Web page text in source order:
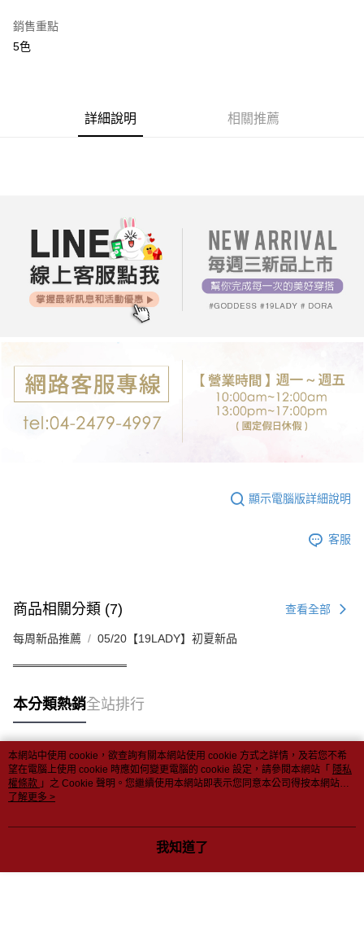
１．簡單：不需註冊會員、不需綁卡、不需儲值。
２．便利：只要手機號碼，簡訊認證，即可結帳。
３．安心：先確認商品／服務後，再付款。
２．訂單成立數日內，您將收到繳費通知簡訊。
３．收到繳費通知簡訊後14天內，點擊此簡訊中的連結，可透過四大超商／
是否繳費成功／繳費後需取消欲退款等相關疑問，請聯繫「AFTEE先享後付
客戶支援中心」
https://netprotections.freshdesk.com/support/home
【注意事項】
１．透過由恩沛科技股份有限公司提供之「AFTEE先享後付」服務完成之交
易，需依本服務之必要範圍內提供個人資料，並將交易相關給付款項請求債
權轉讓予恩沛科技股份有限公司。
https://aftee.tw/terms/#terms3
「AFTEE先享後付」，若未經同意申辦者引起之損失，本公司不負相關責
任。
４．使用「AFTEE先享後付」時，將依據個別帳號之用戶狀況，依本公司即
時審查核予不同之上限額度；若仍有額度不足之情形，本公司將視審查結果
請求用戶進行身份認證。
５．嚴禁一人註冊多個帳號或使用他人資訊註冊。若發現惡意使用之情形，
恩沛科技股份有限公司將有權停止該用戶之使用額度並採取法律行動。
運送方式
全家付款取貨
每筆NT$80，滿NT$699(含以上)免運費
每筆NT$80，滿NT$699(含以上)免運費
宅配
每筆NT$80，滿NT$699(含以上)免運費
銷售重點
5色
詳細說明 相關推薦
顯示電腦版詳細說明
客服
商品相關分類 (7) 查看全部
每周新品推薦 05/20【19LADY】初夏新品
══════════════
本分類熱銷全站排行
熱門標籤
本網站中使用 cookie，欲查詢有關本網站使用 cookie 方式之詳情，及若您不希
望在電腦上使用 cookie 時應如何變更電腦的 cookie 設定，請參閱本網站「 隱私
權條款 」之 Cookie 聲明。您繼續使用本網站即表示您同意本公司得按本網站使
用條款之 Cookie 聲明使用 cookie。
了解更多 >
我知道了